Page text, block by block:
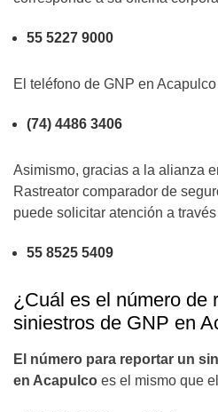
55 5227 9000
El teléfono de GNP en Acapulco
(74) 4486 3406
Asimismo, gracias a la alianza
Rastreator comparador de
puede solicitar atención a
55 8525 5409
¿Cuál es el número de
siniestros de GNP en
El número para reportar un
en Acapulco es el mismo que